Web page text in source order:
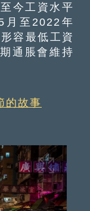
今工資水平
月至2022年
容最低工資
通脹會維持
的故事